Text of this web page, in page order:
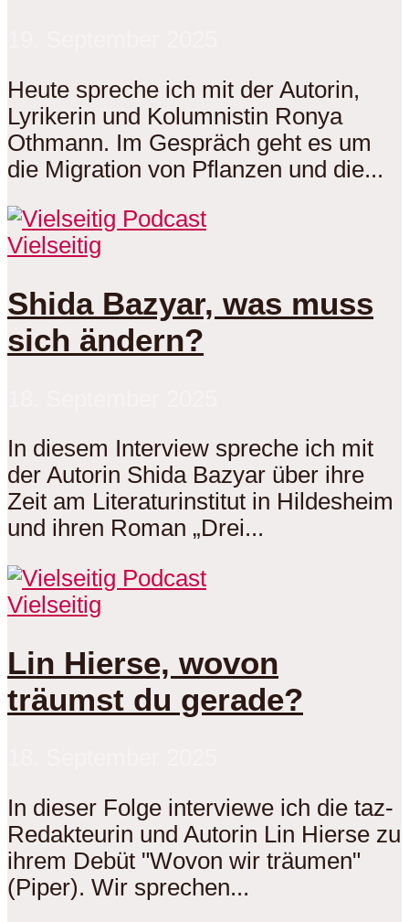
Heute spreche ich mit der Autorin,
Lyrikerin und Kolumnistin Ronya
Othmann. Im Gespräch geht es um
die Migration von Pflanzen und die...
Vielseitig
Shida Bazyar, was muss
sich ändern?
In diesem Interview spreche ich mit
der Autorin Shida Bazyar über ihre
Zeit am Literaturinstitut in Hildesheim
und ihren Roman „Drei...
Vielseitig
Lin Hierse, wovon
träumst du gerade?
In dieser Folge interviewe ich die taz-
Redakteurin und Autorin Lin Hierse zu
ihrem Debüt "Wovon wir träumen"
(Piper). Wir sprechen...